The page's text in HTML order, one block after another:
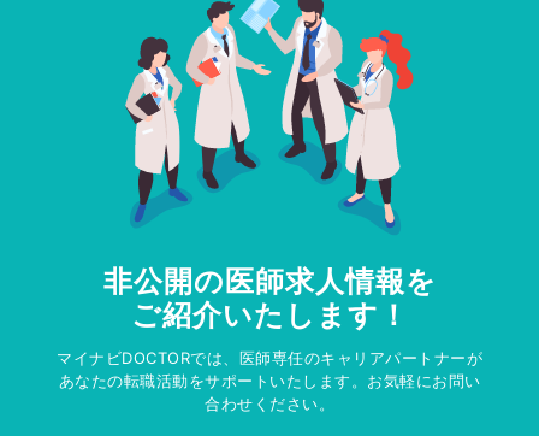
非公開の医師求人情報を
ご紹介いたします！
マイナビDOCTORでは、医師専任のキャリアパートナーが
あなたの転職活動をサポートいたします。お気軽にお問い
合わせください。